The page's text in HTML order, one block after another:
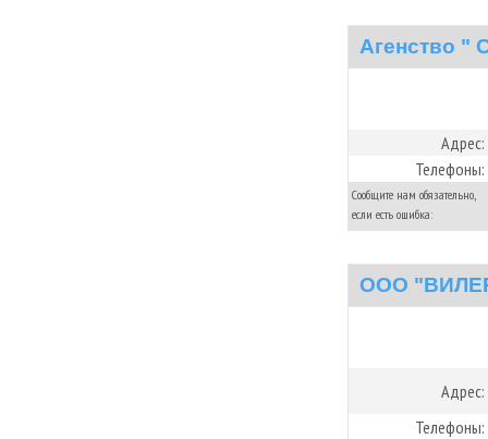
Агенство "
Адрес:
Телефоны:
Сообщите нам обязательно,
если есть ошибка:
ООО
Адрес:
Телефоны: